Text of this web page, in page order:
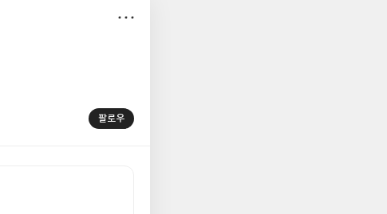
팔로우